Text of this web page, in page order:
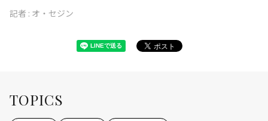
記者 : オ・セジン
TOPICS